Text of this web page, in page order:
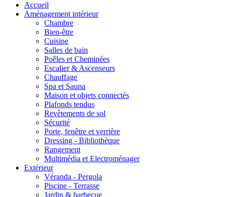
Accueil
Aménagement intérieur
Chambre
Bien-être
Cuisine
Salles de bain
Poêles et Cheminées
Escalier & Ascenseurs
Chauffage
Spa et Sauna
Maison et objets connectés
Plafonds tendus
Revêtements de sol
Sécurité
Porte, fenêtre et verrière
Dressing - Bibliothèque
Rangement
Multimédia et Electroménager
Extérieur
Véranda - Pergola
Piscine - Terrasse
Jardin & barbecue